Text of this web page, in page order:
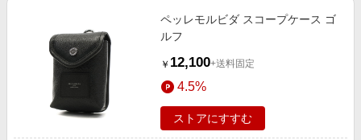
ペッレモルビダ スコープケース ゴ
ルフ
￥ 12,100+送料固定
4.5%
ストアにすすむ